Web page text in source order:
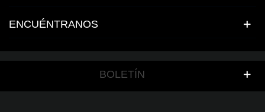
ENCUÉNTRANOS
BOLETÍN